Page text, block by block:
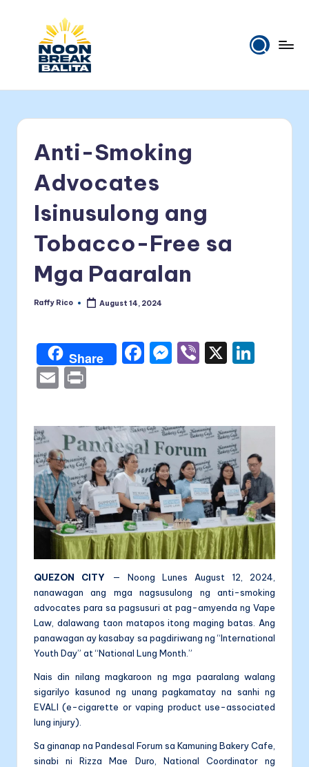
n
B
r
e
a
k
B
a
a
tanghali.
Anti-Smoking
Advocates
Isinusulong ang
Tobacco-Free sa
Mga Paaralan
Posted
Raffy Rico August 14, 2024
Share
F
e
b
o
o
k
M
s
e
n
g
er
Vi X
e
n
E
ai
l
nt
QUEZON CITY — Noong Lunes August 12, 2024,
nanawagan ang mga nagsusulong ng anti-smoking
advocates para sa pagsusuri at pag-amyenda ng Vape
Law, dalawang taon matapos itong maging batas. Ang
panawagan ay kasabay sa pagdiriwang ng “International
Youth Day” at “National Lung Month.”
Nais din nilang magkaroon ng mga paaralang walang
sigarilyo kasunod ng unang pagkamatay na sanhi ng
EVALI (e-cigarette or vaping product use-associated
lung injury).
Sa ginanap na Pandesal Forum sa Kamuning Bakery Cafe,
sinabi ni Rizza Mae Duro, National Coordinator ng